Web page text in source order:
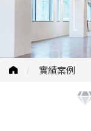
實績案例